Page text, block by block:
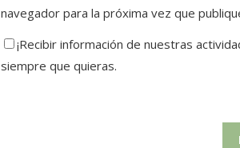
navegador para la próxima vez que
¡Recibir información de nuestras
siempre que quieras.